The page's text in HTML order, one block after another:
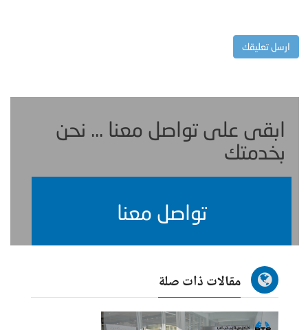
ابقى على تواصل معنا ... نحن
بخدمتك
تواصل معنا
مقالات ذات صلة